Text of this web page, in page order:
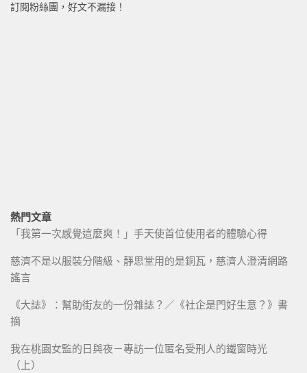
訂閱粉絲團，好文不漏接！
熱門文章
「我第一次感覺這麼爽！」手天使首位使用者的體驗心得
慈濟不是以服裝分階級、靜思堂用的是銅瓦，慈濟人澄清網路
謠言
《大誌》：幫助街友的一份雜誌？／《社企是門好生意？》書
摘
我在桃園女監的日與夜－專訪一位匿名受刑人的鐵窗時光
（上）